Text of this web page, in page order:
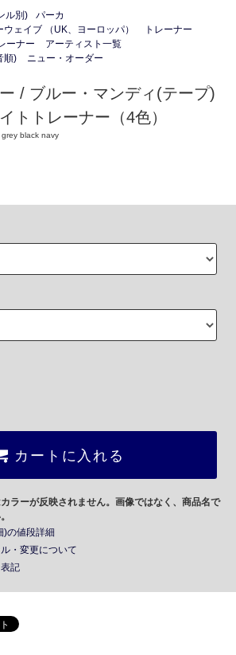
ル別)
パーカ
ェイブ （UK、ヨーロッパ）
トレーナー
ーナー
アーティスト一覧
順)
ニュー・オーダー
/ ブルー・マンディ(テープ)
トトレーナー（4色）
black navy
カートに入れる
ラーが反映されません。画像ではなく、商品名で
)の値段詳細
・変更について
記